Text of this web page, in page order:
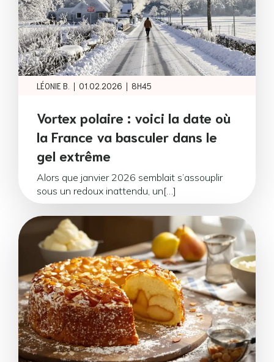
LÉONIE B. | 01.02.2026 | 8H45
Vortex polaire : voici la date où
la France va basculer dans le
gel extrême
Alors que janvier 2026 semblait s’assouplir
sous un redoux inattendu, un[…]